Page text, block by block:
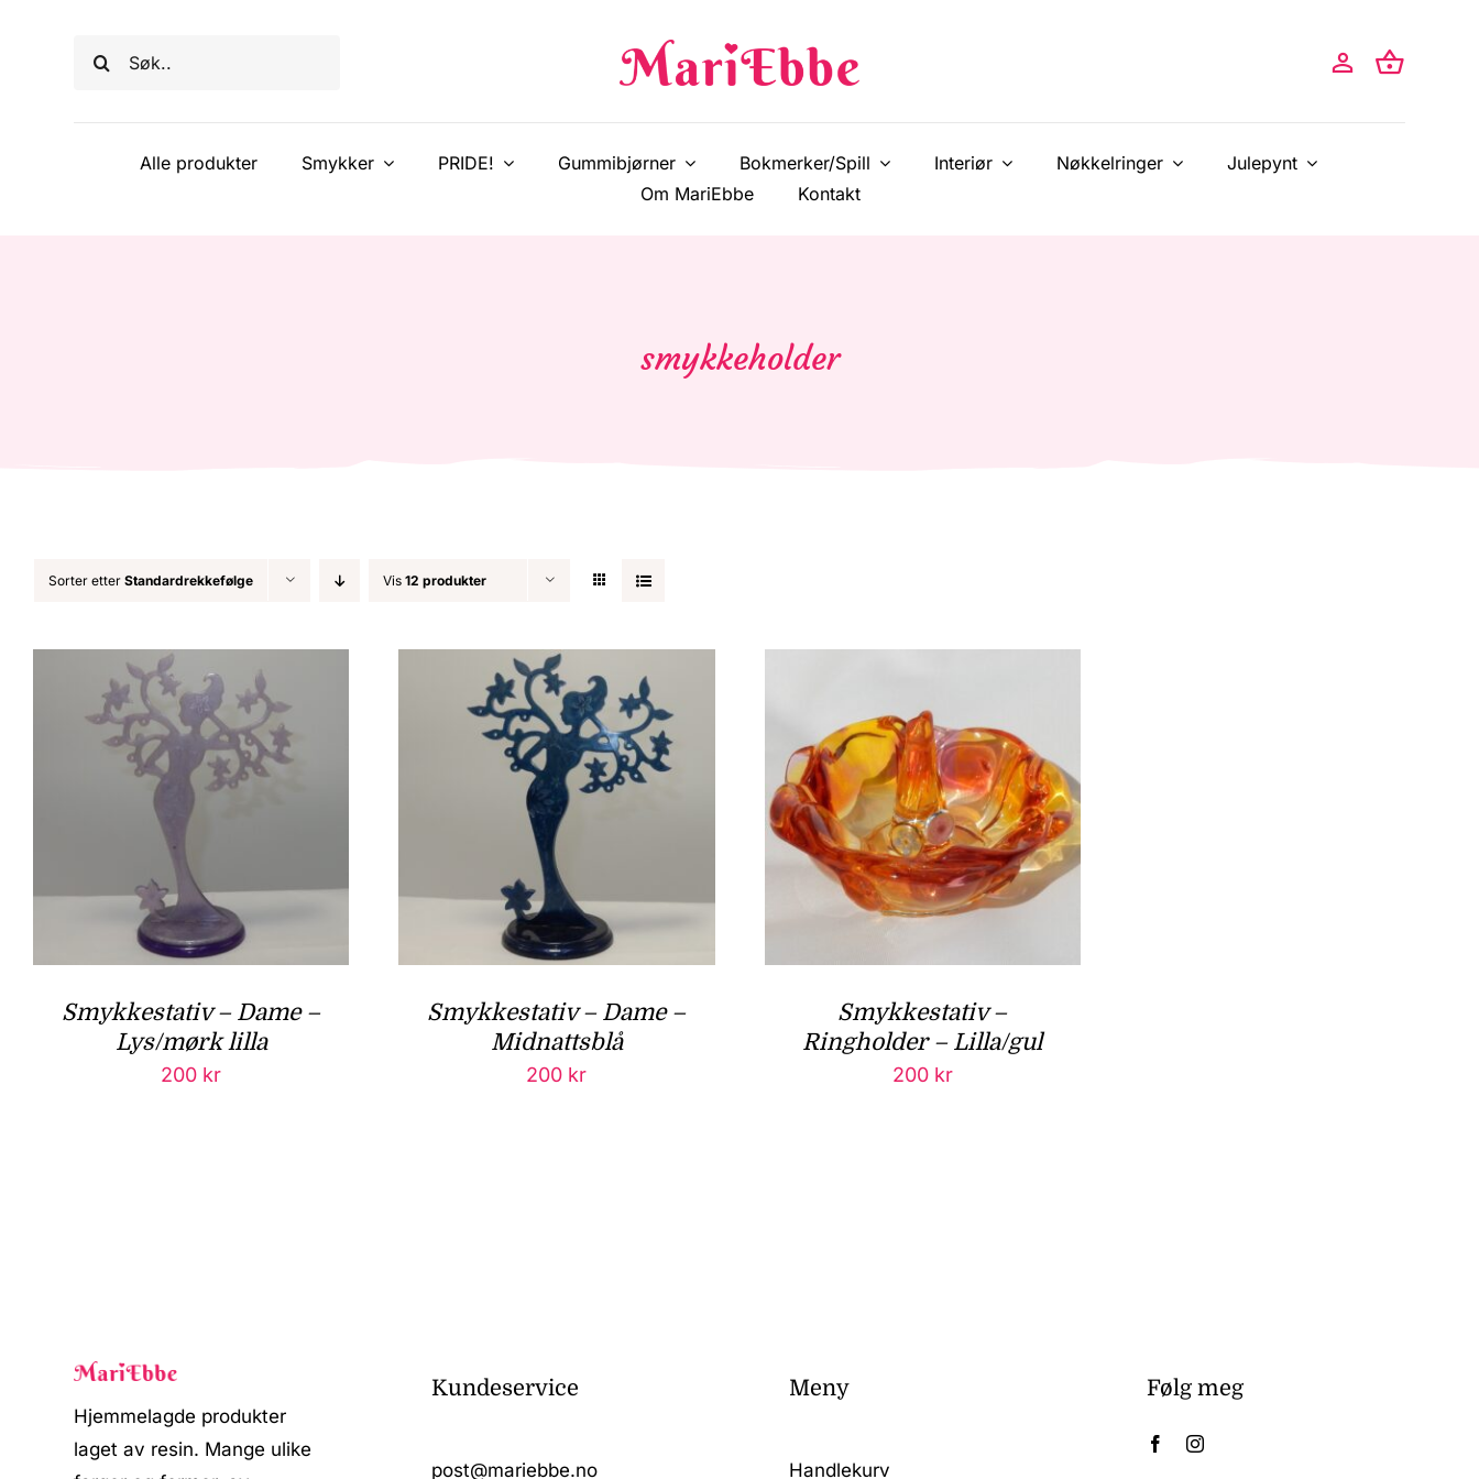
Søk
Alle produkter Smykker PRIDE! Gummibjørner Bokmerker/Spill Interiør Nøkkelringer
Julepynt
Om MariEbbe
Kontakt
smykkeholder
Sorter etter Standardrekkefølge Vis 12 produkter
Smykkestativ – Dame –
Lys/mørk lilla
200 kr
Smykkestativ – Dame –
Midnattsblå
200 kr
Smykkestativ –
Ringholder – Lilla/gul
200 kr
Hjemmelagde produkter
laget av resin. Mange ulike
Kundeservice
post@mariebbe.no
Meny
Handlekurv
Følg meg